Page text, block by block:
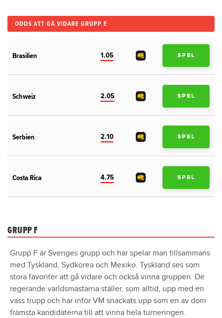
ODDS ATT GÅ VIDARE GRUPP E
Brasilien 1.05 SPEL
Schweiz 2.05 SPEL
Serbien 2.10 SPEL
Costa Rica 4.75 SPEL
GRUPP F
Grupp F är Sveriges grupp och här spelar man tillsammans
med Tyskland, Sydkorea och Mexiko. Tyskland ses som
stora favoriter att gå vidare och också vinna gruppen. De
regerande världsmästarna ställer, som alltid, upp med en
vass trupp och har inför VM snackats upp som en av dom
främsta kandidaterna till att vinna hela turneringen.